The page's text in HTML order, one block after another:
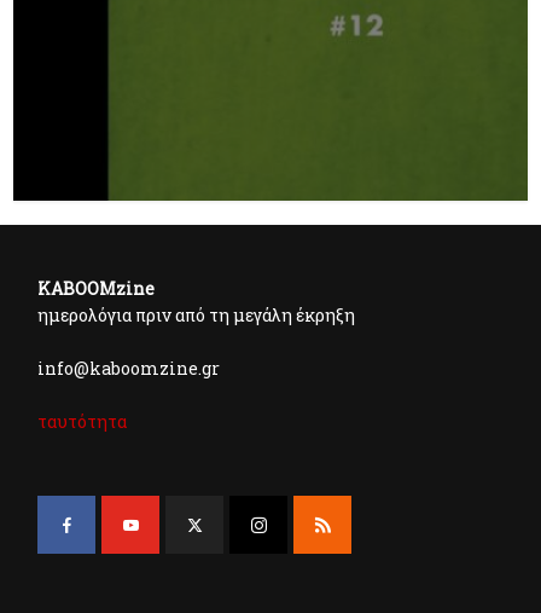
KABOOMzine
ημερολόγια πριν από τη μεγάλη έκρηξη
info@kaboomzine.gr
ταυτότητα